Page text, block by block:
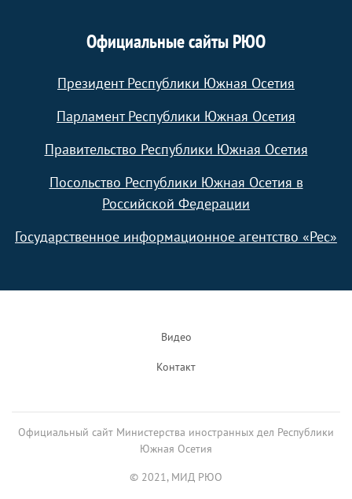
Официальные сайты РЮО
Президент Республики Южная Осетия
Парламент Республики Южная Осетия
Правительство Республики Южная Осетия
Посольство Республики Южная Осетия в
Российской Федерации
Государственное информационное агентство «Рес»
Видео
Контакт
Официальный сайт Министерства иностранных дел Республики
Южная Осетия
© 2021, МИД РЮО